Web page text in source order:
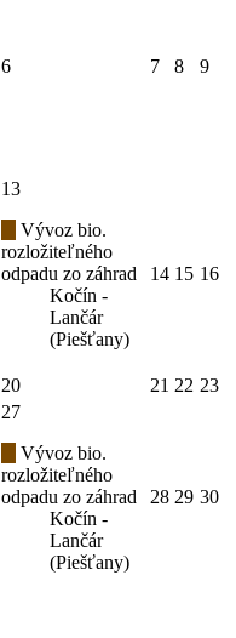
6 7 8 9
13
Vývoz bio.
rozložiteľného
odpadu zo záhrad
Kočín -
Lančár
(Piešťany)
14 15 16
20 21 22 23
27
Vývoz bio.
rozložiteľného
odpadu zo záhrad
Kočín -
Lančár
(Piešťany)
28 29 30